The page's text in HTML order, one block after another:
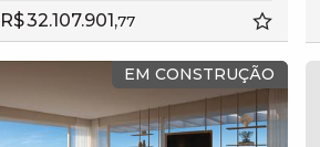
R$ 32.107.901,77
EM CONSTRUÇÃO